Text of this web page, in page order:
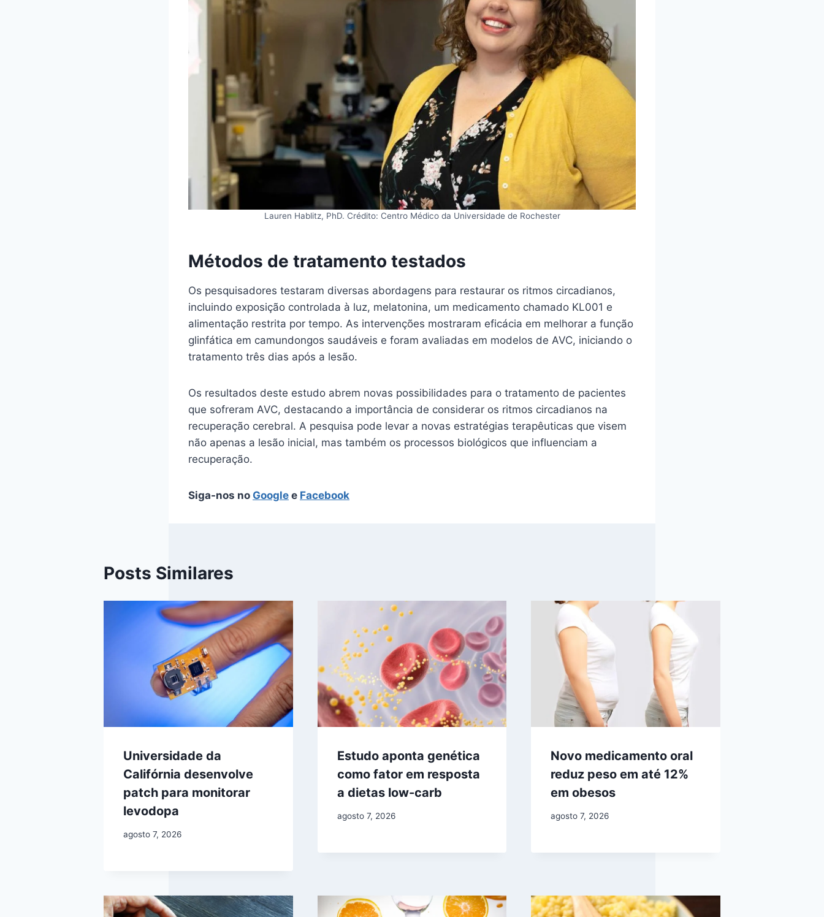
Lauren Hablitz, PhD. Crédito: Centro Médico da Universidade de Rochester
Métodos de tratamento testados
Os pesquisadores testaram diversas abordagens para restaurar os ritmos circadianos,
incluindo exposição controlada à luz, melatonina, um medicamento chamado KL001 e
alimentação restrita por tempo. As intervenções mostraram eficácia em melhorar a função
glinfática em camundongos saudáveis e foram avaliadas em modelos de AVC, iniciando o
tratamento três dias após a lesão.
Os resultados deste estudo abrem novas possibilidades para o tratamento de pacientes
que sofreram AVC, destacando a importância de considerar os ritmos circadianos na
recuperação cerebral. A pesquisa pode levar a novas estratégias terapêuticas que visem
não apenas a lesão inicial, mas também os processos biológicos que influenciam a
recuperação.
Siga-nos no Google e Facebook
Posts Similares
Universidade da
Califórnia desenvolve
patch para monitorar
levodopa
agosto 7, 2026
Estudo aponta genética
como fator em resposta
a dietas low-carb
agosto 7, 2026
Novo medicamento oral
reduz peso em até 12%
em obesos
agosto 7, 2026